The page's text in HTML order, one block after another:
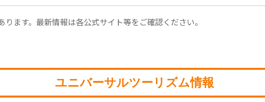
ます。最新情報は各公式サイト等をご確認ください。
ユニバーサルツーリズム情報